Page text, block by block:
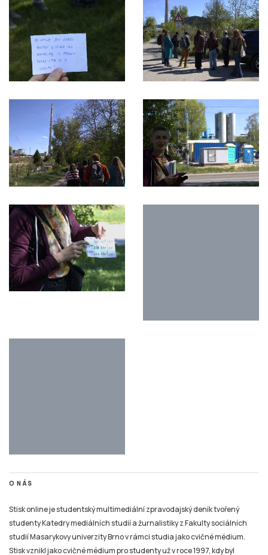
studií Masarykovy univerzity Brno v rámci studia jako cvičné médium.
jedním z prvních internetových časopisů v České republice.
Na portálu zájemci najdou studentský deník Stisk Online, Rádio Stisk, TV
Stisk a také výstupy některých dalších žurnalistických kurzů (s přesahem
na sociální sítě). Cílem multimediální dílny je simulace redakčního